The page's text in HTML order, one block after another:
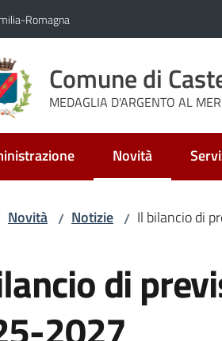
Romagna
Comune di
MEDAGLIA D'ARGENTO AL
Novità
Menu selezionato
Novità / Notizie / Il bilancio di
di